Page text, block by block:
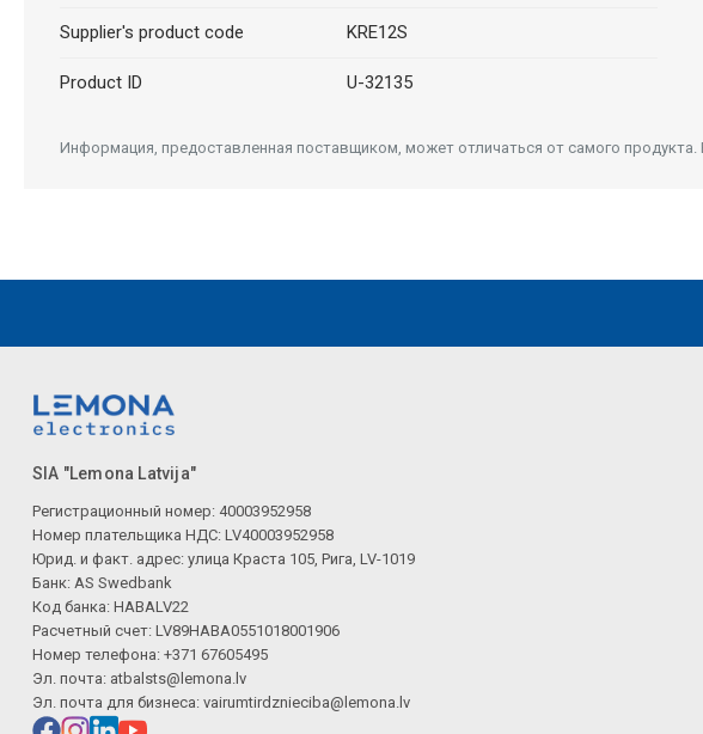
Supplier's product code KRE12S
Product ID U-32135
Информация, предоставленная поставщиком, может отличаться от самого
SIA "Lemona Latvija"
Регистрационный номер: 40003952958
Номер плательщика НДС: LV40003952958
Юрид. и факт. адрес: улица Краста 105, Рига, LV-1019
Банк: AS Swedbank
Код банка: HABALV22
Расчетный счет: LV89HABA0551018001906
Номер телефона: +371 67605495
Эл. почта: atbalsts@lemona.lv
Эл. почта для бизнеса: vairumtirdznieciba@lemona.lv